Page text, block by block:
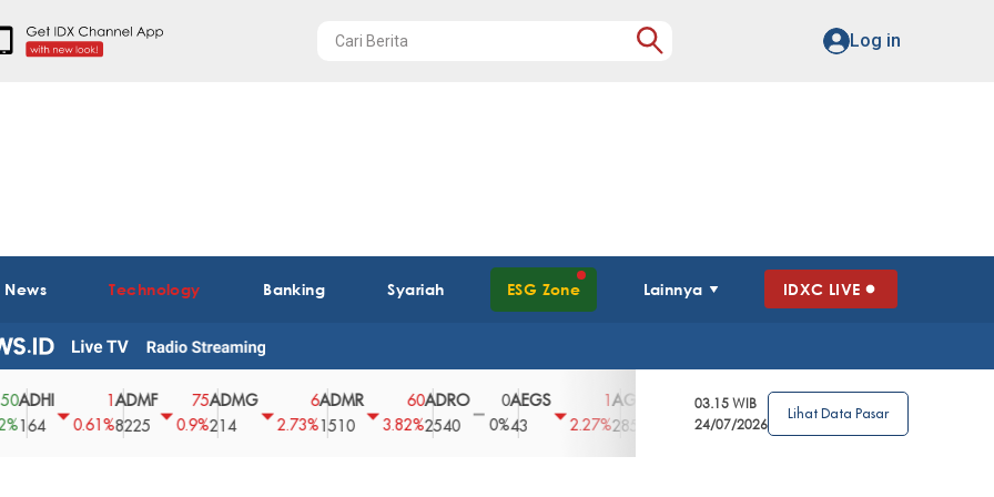
Log in
Technology Banking Syariah ESG Zone Lainnya IDXC LIVE
0.61%
ADMF
8225
75
0.9%
ADMG
214
2.73%
ADMR
1510
3.82%
ADRO
2540
0
0%
AEGS
2.27%2850
3.39%
AGRO
148
4
2.63%
0%
03.15 WIB
24/07/2026
Lihat Data Pasar